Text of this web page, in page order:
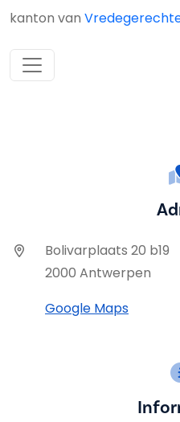
kanton van
Bolivarplaats 20 b19
2000 Antwerpen
Google Maps